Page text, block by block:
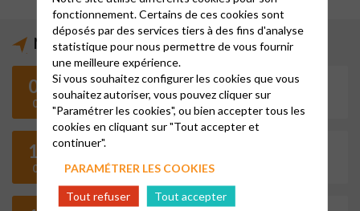
Notez déjà
08
08
Du 26/06/2026 à 00h00 au 01/11/2026 à 00h00
PAPILLONS,PARPALHÒLS
16
09
20h00
FORMATION À L’ANIMATION DE CULTES
fonctionnement. Certains de ces cookies sont
déposés par des services tiers à des fins d'analyse
statistique pour nous permettre de vous fournir
une meilleure expérience.
Si vous souhaitez configurer les cookies que vous
souhaitez autoriser, vous pouvez cliquer sur
"Paramétrer les cookies", ou bien accepter tous les
cookies en cliquant sur "Tout accepter et
continuer".
PARAMÉTRER LES COOKIES
Tout refuser
Tout accepter